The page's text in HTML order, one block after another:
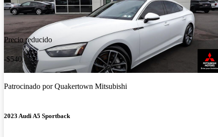
Precio reducido
-$540
Patrocinado porQuakertown Mitsubishi
2023 Audi A5 Sportback